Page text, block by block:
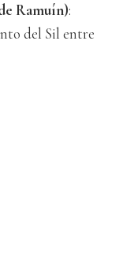
Ramuín):
del Sil entre